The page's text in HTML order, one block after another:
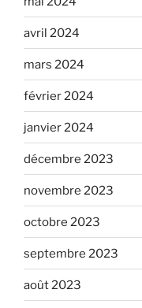
avril 2024
mars 2024
février 2024
janvier 2024
décembre 2023
novembre 2023
octobre 2023
septembre 2023
août 2023